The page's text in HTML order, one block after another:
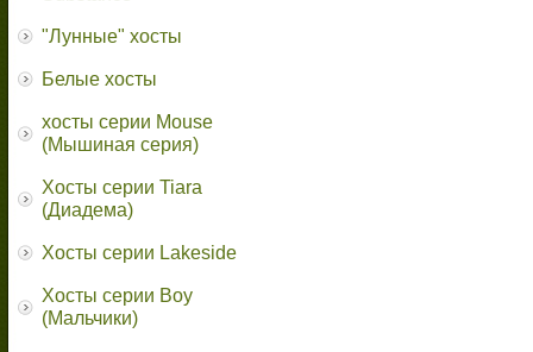
"Лунные" хосты
Белые хосты
хосты серии Mouse
(Мышиная серия)
Хосты серии Tiara
(Диадема)
Хосты серии Lakeside
Хосты серии Boy
(Мальчики)